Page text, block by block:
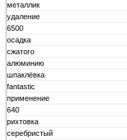
металлик
удаление
6500
осадка
сжатого
алюминию
шпаклёвка
fantastic
применение
640
рихтовка
серебристый